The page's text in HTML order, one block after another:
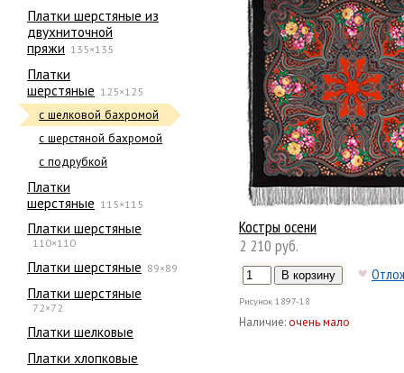
Платки шерстяные из
двухниточной
пряжи 135×135
Платки
шерстяные 125×125
с шелковой бахромой
с шерстяной бахромой
с подрубкой
Платки
шерстяные 115×115
Платки шерстяные
110×110
Платки шерстяные 89×89
Платки шерстяные
72×72
Платки шелковые
Платки хлопковые
Костры осени
2 210 руб.
Рисунок 1897-18
Наличие:очень мало